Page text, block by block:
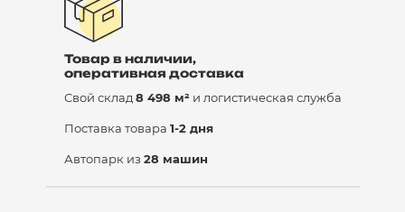
Товар в наличии,
оперативная доставка
Свой склад8 498 м² и логистическая служба
Поставка товара 1-2 дня
Автопарк из 28 машин